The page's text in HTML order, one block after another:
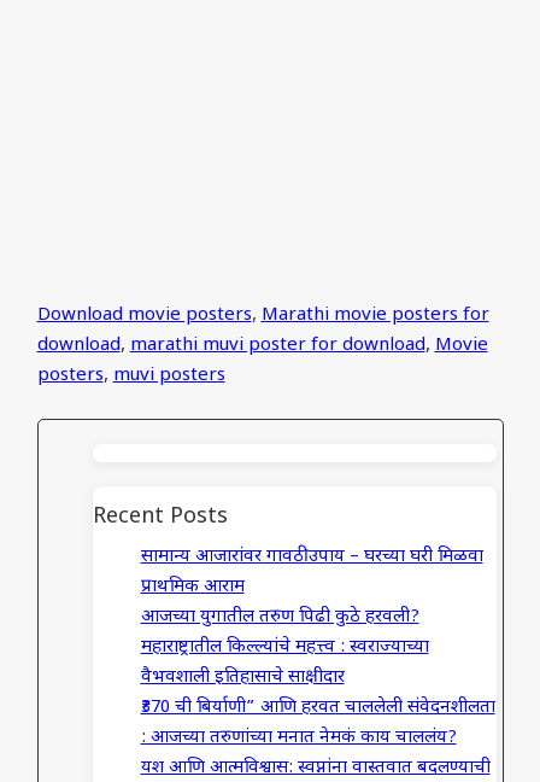
Download movie posters,Marathi movie posters for
download,marathi muvi poster for download,Movie
posters,muvi posters
Recent Posts
सामान्य आजारांवर गावठी उपाय – घरच्या घरी मिळवा
प्राथमिक आराम
आजच्या युगातील तरुण पिढी कुठे हरवली?
महाराष्ट्रातील किल्ल्यांचे महत्त्व : स्वराज्याच्या
वैभवशाली इतिहासाचे साक्षीदार
₹370 ची बिर्याणी” आणि हरवत चाललेली संवेदनशीलता
: आजच्या तरुणांच्या मनात नेमकं काय चाललंय?
यश आणि आत्मविश्वास: स्वप्नांना वास्तवात बदलण्याची